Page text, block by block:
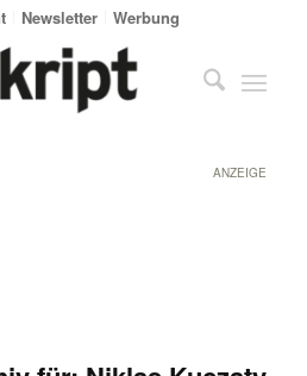
Newsletter Werbung
ANZEIGE